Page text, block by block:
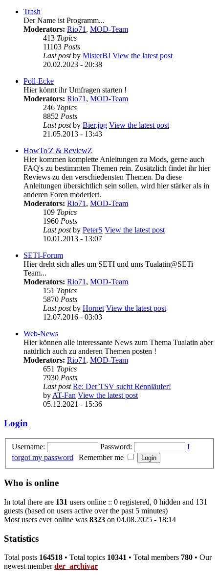
Trash
Der Name ist Programm...
Moderators: Rio71, MOD-Team
413 Topics
11103 Posts
Last postby MisterBJ View the latest post
20.02.2023 - 20:38
Poll-Ecke
Hier könnt ihr Umfragen starten !
Moderators: Rio71, MOD-Team
246 Topics
8852 Posts
Last postby Bier.jpg View the latest post
21.05.2013 - 13:43
HowTo'Z & ReviewZ
Hier kommen komplette Anleitungen zu Mods, gerne auch
FAQ's zu bestimmten Themen rein. Zusätzlich findet ihr hier
Reviews zu den verschiedensten Themen. Da diese
Anleitungen übersichtlich sein sollen, wird hier stärker als in
anderen Foren moderiert.
Moderators: Rio71, MOD-Team
109 Topics
1960 Posts
Last postby PeterS View the latest post
10.01.2013 - 13:07
SETI-Forum
Hier dreht sich alles um SETI und ums Tualatin@SETi
Team...
Moderators: Rio71, MOD-Team
151 Topics
5870 Posts
Last postby Hornet View the latest post
12.07.2016 - 03:03
Web-News
Hier können alle interessante News zum Thema Tualatin aber
natürlich auch zu anderen Themen posten !
Moderators: Rio71, MOD-Team
651 Topics
7930 Posts
Last post Re: Der TSV sucht Rennläufer!
byAT-Fan View the latest post
05.12.2021 - 15:36
Login
Username: Password:
I
forgot my password | Remember me
Who is online
In total there are 131 users online :: 0 registered, 0 hidden and 131
guests (based on users active over the past 5 minutes)
Most users ever online was 8323 on 04.08.2025 - 18:14
Statistics
Total posts 164518 • Total topics 10341 • Total members 780 • Our
newest memberder_archivar